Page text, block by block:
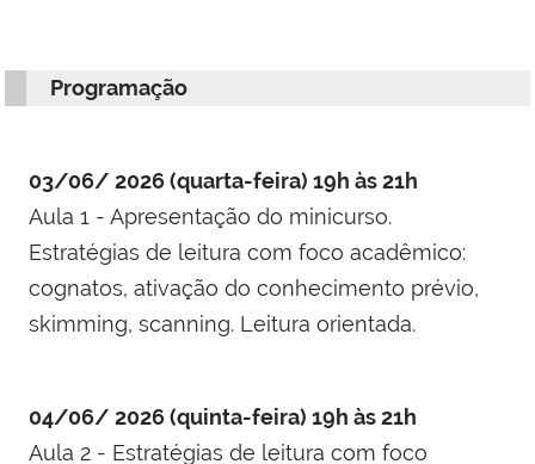
Programação
03/06/ 2026 (quarta-feira) 19h às 21h
Aula 1 - Apresentação do minicurso.
Estratégias de leitura com foco acadêmico:
cognatos, ativação do conhecimento prévio,
skimming, scanning. Leitura orientada.
04/06/ 2026 (quinta-feira) 19h às 21h
Aula 2 - Estratégias de leitura com foco